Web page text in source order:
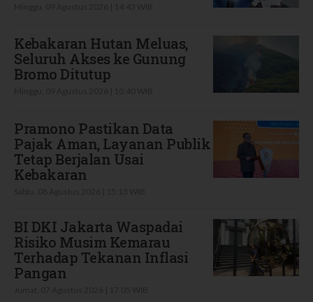
Kebakaran Hutan Meluas,
Seluruh Akses ke Gunung
Bromo Ditutup
Pramono Pastikan Data
Pajak Aman, Layanan Publik
Tetap Berjalan Usai
Kebakaran
BI DKI Jakarta Waspadai
Risiko Musim Kemarau
Terhadap Tekanan Inflasi
Pangan